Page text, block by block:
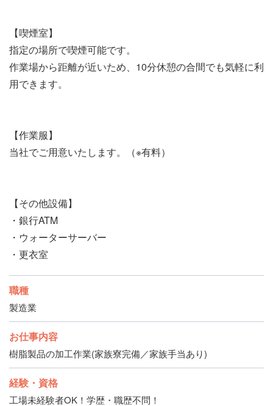
【喫煙室】
指定の場所で喫煙可能です。
作業場から距離が近いため、10分休憩の合間でも気軽に利
用できます。
【作業服】
当社でご用意いたします。（※有料）
【その他設備】
・銀行ATM
・ウォーターサーバー
・更衣室
職種
製造業
お仕事内容
樹脂製品の加工作業(家族寮完備／家族手当あり)
経験・資格
工場未経験者OK！学歴・職歴不問！